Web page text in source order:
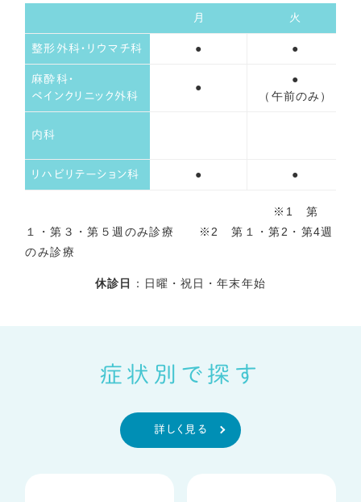
月 火
整形外科・リウマチ科 ● ●
麻酔科・
ペインクリニック外科
●
●
（午前のみ）
内科
リハビリテーション科 ● ●
※1 第
１・第３・第５週のみ診療 ※2 第１・第2・第4週
のみ診療
休診日 ：日曜・祝日・年末年始
症状別で探す
詳しく見る